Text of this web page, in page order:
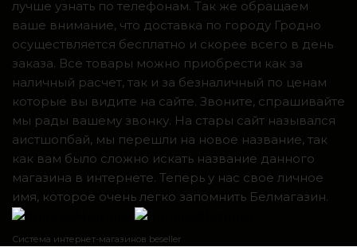
лучше узнать по телефонам. Так же обращаем
ваше внимание, что доставка по городу Гродно
осуществляется бесплатно и скорее всего в день
заказа. Все товары можно приобрести как за
наличный расчет, так и за безналичный по ценам
которые вы видите на сайте. Звоните, спрашивайте
мы рады вашему звонку. На стары сайт назывался
аистшопбай, мы перешли на новое название, так
как вам было сложно искать название данного
магазина в интернете. Теперь у нас свое личное
имя, которое очень легко запомнить Белмагазин.
Система интернет-магазинов beseller